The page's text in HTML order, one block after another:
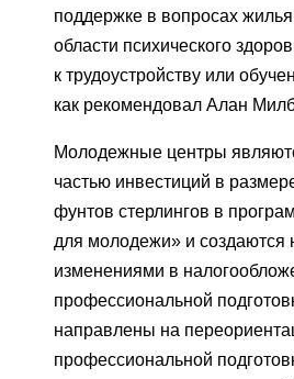
поддержке в вопросах
области психического
к трудоустройству или
как рекомендовал Алан
Молодежные центры
частью инвестиций в
фунтов стерлингов в
для молодежи» и создаются
изменениями в
профессиональной
направлены на
профессиональной